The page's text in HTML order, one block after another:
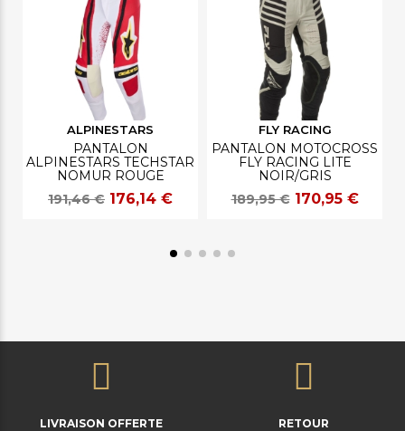
ALPINESTARS
PANTALON
ALPINESTARS TECHSTAR
NOMUR ROUGE
191,46 € 176,14 €
FLY RACING
PANTALON MOTOCROSS
FLY RACING LITE
NOIR/GRIS
189,95 € 170,95 €
LIVRAISON OFFERTE
RETOUR